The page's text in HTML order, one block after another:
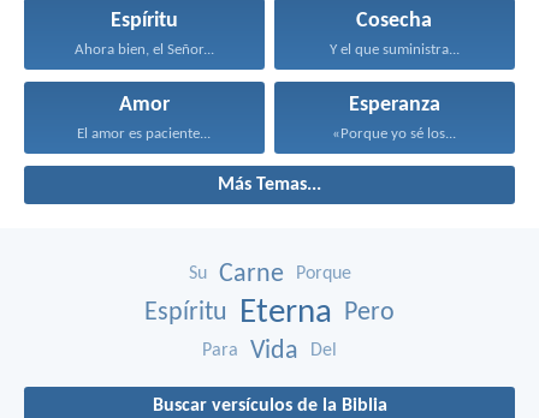
Espíritu
Ahora bien, el Señor...
Cosecha
Y el que suministra...
Amor
El amor es paciente...
Esperanza
«Porque yo sé los...
Más Temas...
Su Carne Porque
Espíritu Eterna Pero
Para Vida Del
Buscar versículos de la Biblia